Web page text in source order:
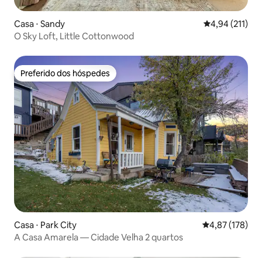
Casa ⋅ Sandy 4,94 de uma
4,94 (211)
O Sky Loft, Little Cottonwood
Preferido dos hóspedes
Preferido dos hóspedes
Casa ⋅ Park City 4,87 de uma
4,87 (178)
A Casa Amarela — Cidade Velha 2 quartos